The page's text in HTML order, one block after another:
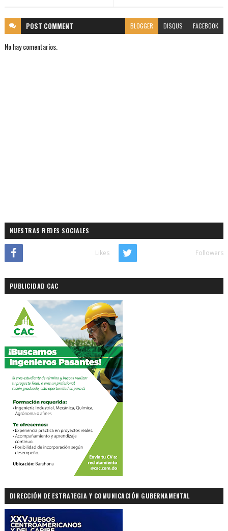
POST COMMENT BLOGGER DISQUS FACEBOOK
No hay comentarios.
NUESTRAS REDES SOCIALES
Likes Followers
PUBLICIDAD CAC
DIRECCIÓN DE ESTRATEGIA Y COMUNICACIÓN GUBERNAMENTAL